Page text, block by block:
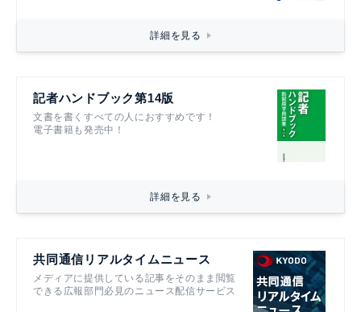
詳細を見る
記者ハンドブック第14版
文書を書くすべての人におすすめです！
電子書籍も発売中！
詳細を見る
共同通信リアルタイムニュース
メディアに提供している記事をそのまま閲覧
できる広報部門必見のニュース配信サービス